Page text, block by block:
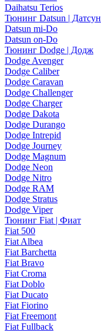
Daihatsu Terios
Тюнинг Datsun | Датсун
Datsun mi-Do
Datsun on-Do
Тюнинг Dodge | Додж
Dodge Avenger
Dodge Caliber
Dodge Caravan
Dodge Challenger
Dodge Charger
Dodge Dakota
Dodge Durango
Dodge Intrepid
Dodge Journey
Dodge Magnum
Dodge Neon
Dodge Nitro
Dodge RAM
Dodge Stratus
Dodge Viper
Тюнинг Fiat | Фиат
Fiat 500
Fiat Albea
Fiat Barchetta
Fiat Bravo
Fiat Croma
Fiat Doblo
Fiat Ducato
Fiat Fiorino
Fiat Freemont
Fiat Fullback